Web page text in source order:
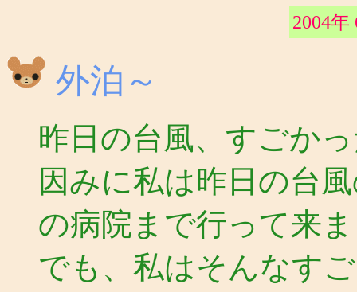
2004年
外泊～
昨日の台風、すごか
因みに私は昨日の台
の病院まで行って来
でも、私はそんなす